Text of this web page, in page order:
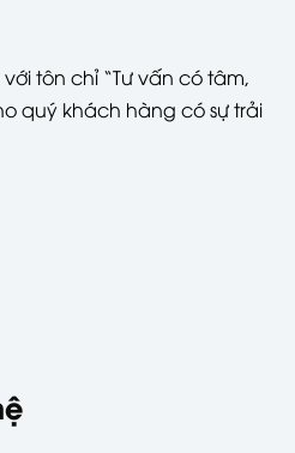
tôn chỉ “Tư vấn có tâm,
quý khách hàng có sự trải